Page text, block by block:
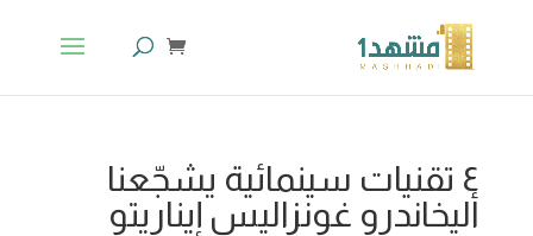
٤ تقنيات سينمائية يشجّعنا
أليخاندرو غونزاليس إيناريتو